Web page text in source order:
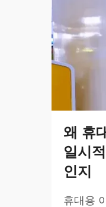
왜 휴
일시
인지
휴대용